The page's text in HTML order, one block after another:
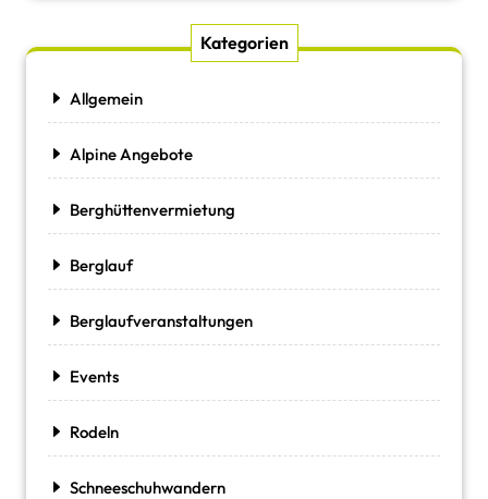
Kategorien
Allgemein
Alpine Angebote
Berghüttenvermietung
Berglauf
Berglaufveranstaltungen
Events
Rodeln
Schneeschuhwandern